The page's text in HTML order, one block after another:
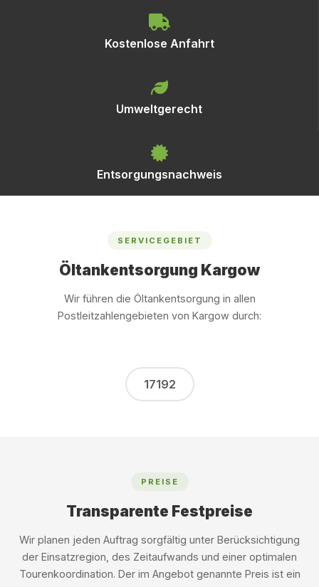
Kostenlose Anfahrt
Umweltgerecht
Entsorgungsnachweis
SERVICEGEBIET
Öltankentsorgung Kargow
Wir führen die Öltankentsorgung in allen
Postleitzahlengebieten von Kargow durch:
17192
PREISE
Transparente Festpreise
Wir planen jeden Auftrag sorgfältig unter Berücksichtigung
der Einsatzregion, des Zeitaufwands und einer optimalen
Tourenkoordination. Der im Angebot genannte Preis ist ein